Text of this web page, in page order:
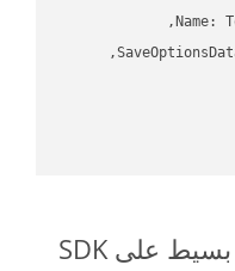
تحويل OTT Files to GIF بسيط على SDK